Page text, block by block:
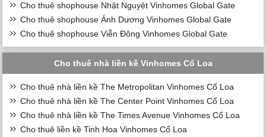
Cho thuê shophouse Nhật Nguyệt Vinhomes Global Gate
Cho thuê shophouse Ánh Dương Vinhomes Global Gate
Cho thuê shophouse Viễn Đông Vinhomes Global Gate
Cho thuê nhà liền kề Vinhomes Cổ Loa
Cho thuê nhà liền kề The Metropolitan Vinhomes Cổ Loa
Cho thuê nhà liền kề The Center Point Vinhomes Cổ Loa
Cho thuê nhà liền kề The Times Avenue Vinhomes Cổ Loa
Cho thuê liền kề Tinh Hoa Vinhomes Cổ Loa